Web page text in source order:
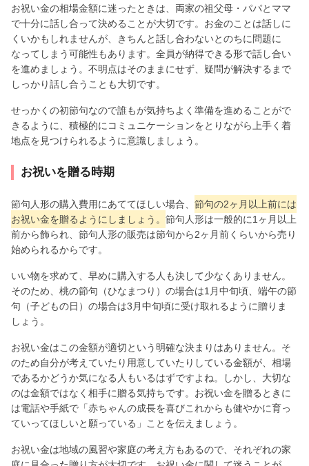
お祝い金の相場金額に迷ったときは、両家の祖父母・パパとママ
で十分に話し合って決めることが大切です。お金のことは話しに
くいかもしれませんが、きちんと話し合わないとのちに問題に
なってしまう可能性もあります。全員が納得できる形で話し合い
を進めましょう。不明点はそのままにせず、疑問が解決するまで
しっかり話し合うことも大切です。
せっかくの初節句なので誰もが気持ちよく準備を進めることがで
きるように、積極的にコミュニケーションをとりながら上手く着
地点を見つけられるように意識しましょう。
お祝いを贈る時期
節句人形の購入費用にあててほしい場合、 節句の2ヶ月以上前には
お祝い金を贈るようにしましょう。 節句人形は一般的に1ヶ月以上
前から飾られ、節句人形の販売は節句から2ヶ月前くらいから売り
始められるからです。
いい物を求めて、早めに購入する人も決して少なくありません。
そのため、桃の節句（ひなまつり）の場合は1月中旬頃、端午の節
句（子どもの日）の場合は3月中旬頃に受け取れるように贈りま
しょう。
お祝い金はこの金額が適切という明確な決まりはありません。そ
のため自分が考えていたり用意していたりしている金額が、相場
であるかどうか気になる人もいるはずですよね。しかし、大切な
のは金額ではなく相手に贈る気持ちです。お祝い金を贈るときに
は電話や手紙で「赤ちゃんの成長を喜びこれからも健やかに育っ
ていってほしいと願っている」ことを伝えましょう。
お祝い金は地域の風習や家庭の考え方もあるので、それぞれの家